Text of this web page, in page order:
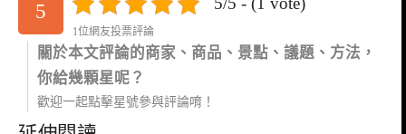
5
1位網友投票評論
關於本文評論的商家、商品、景點、議題、方法，
你給幾顆星呢？
歡迎一起點擊星號參與評論唷！